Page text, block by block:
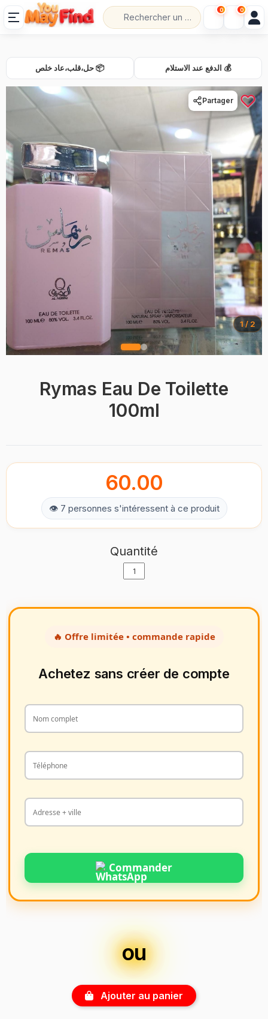
Rymas Eau De Toilette
100ml
📦 حل،قلب،عاد خلص 💰 الدفع عند الاستلام
1 / 2
Partager
60.00
👁 7 personnes s'intéressent à ce produit
Quantité
🔥 Offre limitée • commande rapide
Achetez sans créer de compte
Commander
ou
Ajouter au panier
0 0